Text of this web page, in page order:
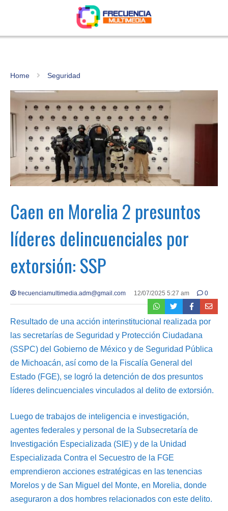
Home Seguridad
Caen en Morelia 2 presuntos
líderes delincuenciales por
extorsión: SSP
frecuenciamultimedia.adm@gmail.com 12/07/2025 5:27 am 0
Resultado de una acción interinstitucional realizada por
las secretarías de Seguridad y Protección Ciudadana
(SSPC) del Gobierno de México y de Seguridad Pública
de Michoacán, así como de la Fiscalía General del
Estado (FGE), se logró la detención de dos presuntos
líderes delincuenciales vinculados al delito de extorsión.
Luego de trabajos de inteligencia e investigación,
agentes federales y personal de la Subsecretaría de
Investigación Especializada (SIE) y de la Unidad
Especializada Contra el Secuestro de la FGE
emprendieron acciones estratégicas en las tenencias
Morelos y de San Miguel del Monte, en Morelia, donde
aseguraron a dos hombres relacionados con este delito.